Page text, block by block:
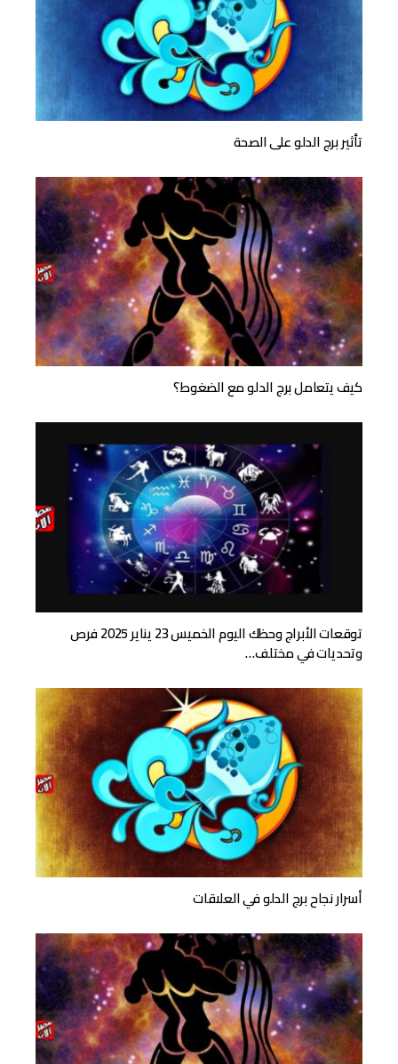
تأثير برج الدلو على الصحة
كيف يتعامل برج الدلو مع الضغوط؟
توقعات الأبراج وحظك اليوم الخميس 23 يناير 2025 فرص
وتحديات في مختلف…
أسرار نجاح برج الدلو في العلاقات